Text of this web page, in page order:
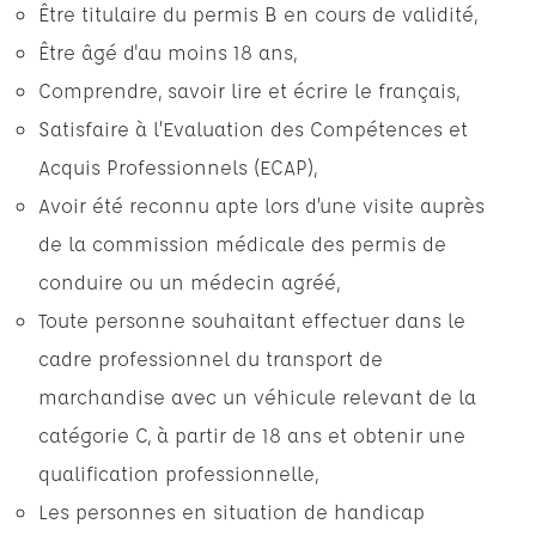
Être titulaire du permis B en cours de validité,
Être âgé d'au moins 18 ans,
Comprendre, savoir lire et écrire le français,
Satisfaire à l’Evaluation des Compétences et
Acquis Professionnels (ECAP),
Avoir été reconnu apte lors d’une visite auprès
de la commission médicale des permis de
conduire ou un médecin agréé,
Toute personne souhaitant effectuer dans le
cadre professionnel du transport de
marchandise avec un véhicule relevant de la
catégorie C, à partir de 18 ans et obtenir une
qualification professionnelle,
Les personnes en situation de handicap